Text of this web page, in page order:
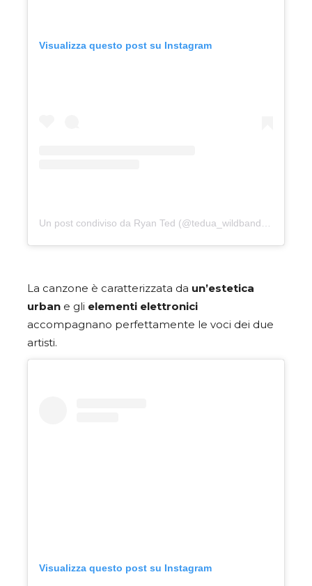
Visualizza questo post su Instagram
Un post condiviso da Ryan Ted (@tedua_wildbandana)
La canzone è caratterizzata da un’estetica
urban e gli elementi elettronici
accompagnano perfettamente le voci dei due
artisti.
Visualizza questo post su Instagram